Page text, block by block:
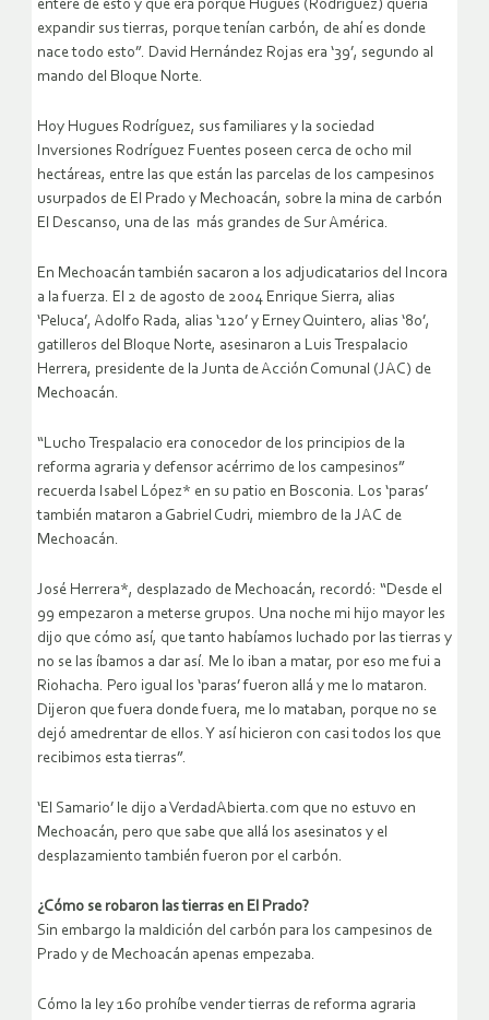
enteré de esto y que era porque Hugues (Rodríguez) quería
expandir sus tierras, porque tenían carbón, de ahí es donde
nace todo esto”. David Hernández Rojas era ‘39’, segundo al
mando del Bloque Norte.
Hoy Hugues Rodríguez, sus familiares y la sociedad
Inversiones Rodríguez Fuentes poseen cerca de ocho mil
hectáreas, entre las que están las parcelas de los campesinos
usurpados de El Prado y Mechoacán, sobre la mina de carbón
El Descanso, una de las más grandes de Sur América.
En Mechoacán también sacaron a los adjudicatarios del Incora
a la fuerza. El 2 de agosto de 2004 Enrique Sierra, alias
‘Peluca’, Adolfo Rada, alias ‘120’ y Erney Quintero, alias ‘80’,
gatilleros del Bloque Norte, asesinaron a Luis Trespalacio
Herrera, presidente de la Junta de Acción Comunal (JAC) de
Mechoacán.
“Lucho Trespalacio era conocedor de los principios de la
reforma agraria y defensor acérrimo de los campesinos”
recuerda Isabel López* en su patio en Bosconia. Los ‘paras’
también mataron a Gabriel Cudri, miembro de la JAC de
Mechoacán.
José Herrera*, desplazado de Mechoacán, recordó: “Desde el
99 empezaron a meterse grupos. Una noche mi hijo mayor les
dijo que cómo así, que tanto habíamos luchado por las tierras y
no se las íbamos a dar así. Me lo iban a matar, por eso me fui a
Riohacha. Pero igual los ‘paras’ fueron allá y me lo mataron.
Dijeron que fuera donde fuera, me lo mataban, porque no se
dejó amedrentar de ellos. Y así hicieron con casi todos los que
recibimos esta tierras”.
‘El Samario’ le dijo a VerdadAbierta.com que no estuvo en
Mechoacán, pero que sabe que allá los asesinatos y el
desplazamiento también fueron por el carbón.
¿Cómo se robaron las tierras en El Prado?
Sin embargo la maldición del carbón para los campesinos de
Prado y de Mechoacán apenas empezaba.
Cómo la ley 160 prohíbe vender tierras de reforma agraria